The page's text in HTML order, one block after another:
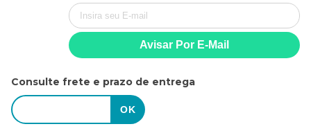
Consulte frete e prazo de entrega